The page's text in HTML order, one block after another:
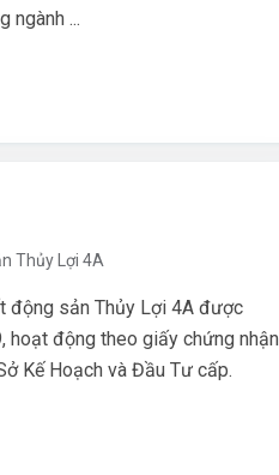
ngành ...
Thủy Lợi 4A
động sản Thủy Lợi 4A được
động theo giấy chứng nhận
Kế Hoạch và Đầu Tư cấp.